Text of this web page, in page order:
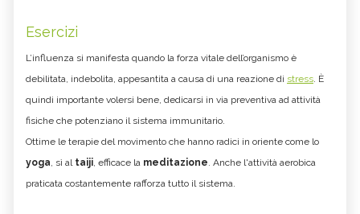
Esercizi
L’influenza si manifesta quando la forza vitale dell’organismo è
debilitata, indebolita, appesantita a causa di una reazione di stress. È
quindi importante volersi bene, dedicarsi in via preventiva ad attività
fisiche che potenziano il sistema immunitario.
Ottime le terapie del movimento che hanno radici in oriente come lo
yoga, sì al taiji, efficace la meditazione. Anche l'attività aerobica
praticata costantemente rafforza tutto il sistema.